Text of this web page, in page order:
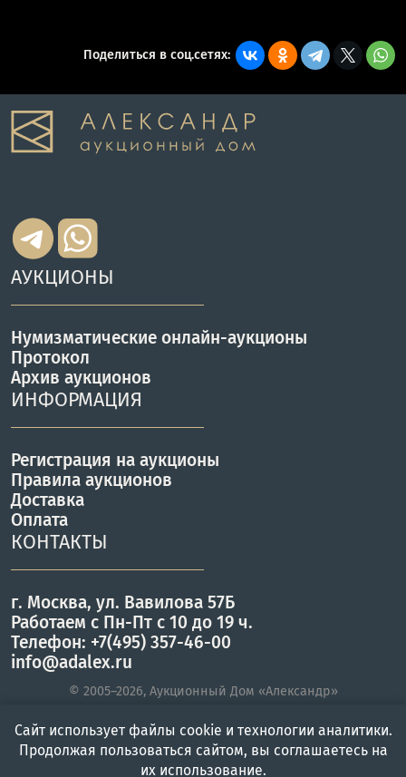
Поделиться в соц.сетях:
АУКЦИОНЫ
Нумизматические онлайн-аукционы
Протокол
Архив аукционов
ИНФОРМАЦИЯ
Регистрация на аукционы
Правила аукционов
Доставка
Оплата
КОНТАКТЫ
г. Москва, ул. Вавилова 57Б
Работаем с Пн-Пт с 10 до 19 ч.
Телефон: +7(495) 357-46-00
info@adalex.ru
© 2005–2026, Аукционный Дом «Александр»
Сайт использует файлы cookie и технологии аналитики.
Продолжая пользоваться сайтом, вы соглашаетесь на
их использование.
Главная Войти Меню